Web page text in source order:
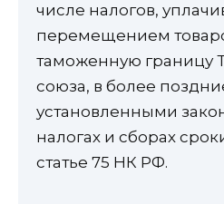
числе налогов,
перемещением
таможенную границу
союза, в более
установленными
налогах и сборах
статье 75 НК РФ.